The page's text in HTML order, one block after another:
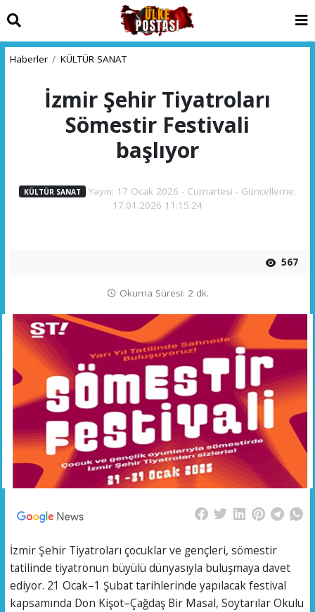
Haberler KÜLTÜR SANAT
İzmir Şehir Tiyatroları
Sömestir Festivali
başlıyor
KÜLTÜR SANAT Yayın: 17 Ocak 2026 - Cumartesi - Güncelleme:
17.01.2026 11:15:24
567
Okuma Süresi: 2 dk.
İzmir Şehir Tiyatroları çocuklar ve gençleri, sömestir
tatilinde tiyatronun büyülü dünyasıyla buluşmaya davet
ediyor. 21 Ocak–1 Şubat tarihlerinde yapılacak festival
kapsamında Don Kişot–Çağdaş Bir Masal, Soytarılar Okulu